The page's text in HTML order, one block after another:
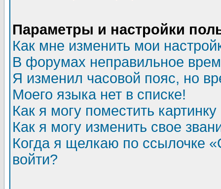
Параметры и настройки
Как мне изменить мои
В форумах неправильное
Я изменил часовой пояс, но
Моего языка нет в списке!
Как я могу поместить
Как я могу изменить свое
Когда я щелкаю по ссылочке
войти?